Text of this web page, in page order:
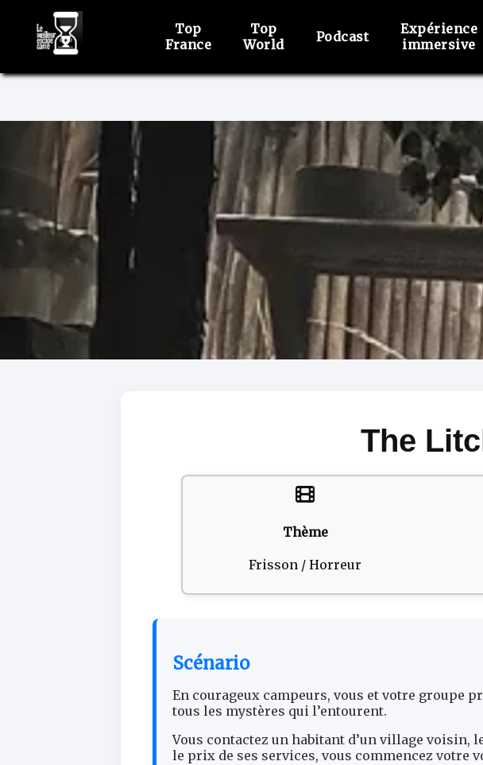
Top
France
Top
World
Podcast
Expérience
immersive
The
Thème
Frisson / Horreur
Scénario
En courageux campeurs, vous et votre groupe
tous les mystères qui l’entourent.
Vous contactez un habitant d’un village voisin,
le prix de ses services, vous commencez votre